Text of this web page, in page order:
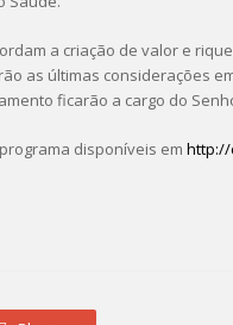
a criação de valor e
as últimas considerações
ficarão a cargo do
disponíveis em http://